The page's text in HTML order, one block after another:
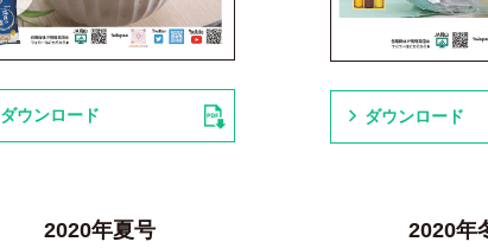
ダウンロード ダウンロード
2020年夏号
2020年